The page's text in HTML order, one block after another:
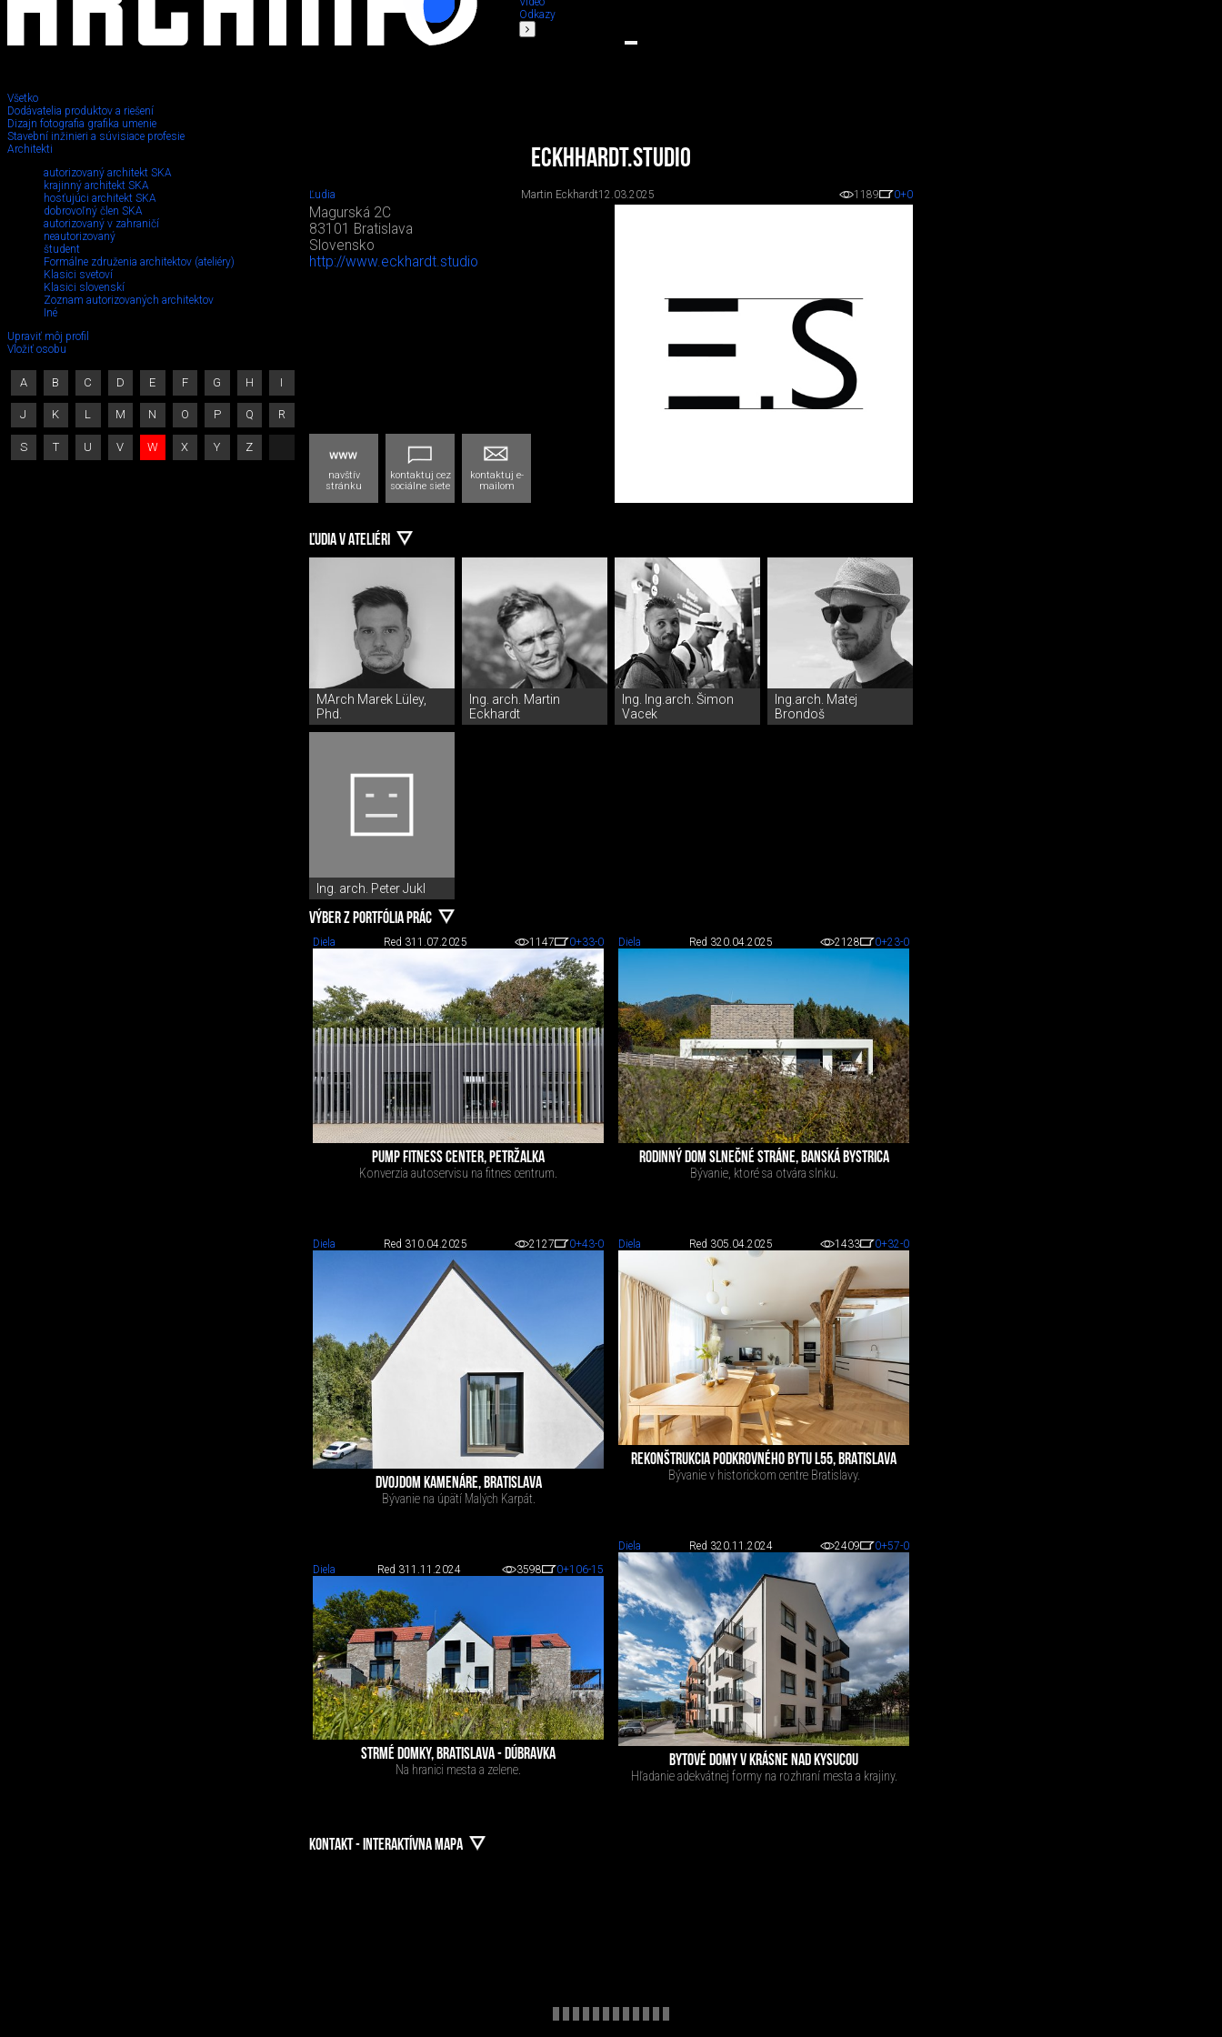
Odkazy
Všetko
Dodávatelia produktov a riešení
Dizajn fotografia grafika umenie
Stavební inžinieri a súvisiace profesie
Architekti
autorizovaný architekt SKA
krajinný architekt SKA
hosťujúci architekt SKA
dobrovoľný člen SKA
autorizovaný v zahraničí
neautorizovaný
študent
Formálne združenia architektov (ateliéry)
Klasici svetoví
Klasici slovenskí
Zoznam autorizovaných architektov
Iné
Upraviť môj profil
Vložiť osobu
A B C D E F G H I
J K L M N O P Q R
S T U V W X Y Z
eckhhardt.studio
Ľudia Martin Eckhardt12.03.2025 1189 0+0
Magurská 2C
83101 Bratislava
Slovensko
http://www.eckhardt.studio
navštív
stránku
kontaktuj cez
sociálne siete
kontaktuj e-
mailom
ĽUDIA V ATELIÉRI
MArch Marek Lüley,
Phd.
Ing. arch. Martin
Eckhardt
Ing. Ing.arch. Šimon
Vacek
Ing.arch. Matej
Brondoš
Ing. arch. Peter Jukl
VÝBER Z PORTFÓLIA PRÁC
Diela Red 311.07.2025 1147 0+33-0
PUMP FITNESS CENTER, PETRŽALKA
Konverzia autoservisu na fitnes centrum.
Diela Red 320.04.2025 2128 0+23-0
RODINNÝ DOM SLNEČNÉ STRÁNE, BANSKÁ BYSTRICA
Bývanie, ktoré sa otvára slnku.
Diela Red 310.04.2025 2127 0+43-0
DVOJDOM KAMENÁRE, BRATISLAVA
Bývanie na úpätí Malých Karpát.
Diela Red 305.04.2025 1433 0+32-0
REKONŠTRUKCIA PODKROVNÉHO BYTU L55, BRATISLAVA
Bývanie v historickom centre Bratislavy.
Diela Red 320.11.2024 2409 0+57-0
BYTOVÉ DOMY V KRÁSNE NAD KYSUCOU
Hľadanie adekvátnej formy na rozhraní mesta a krajiny.
Diela Red 311.11.2024 3598 0+106-15
STRMÉ DOMKY, BRATISLAVA - DÚBRAVKA
Na hranici mesta a zelene.
KONTAKT - INTERAKTÍVNA MAPA